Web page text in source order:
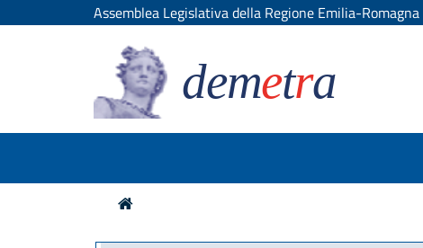
Assemblea Legislativa della Regione Emilia-Romagna
demetra